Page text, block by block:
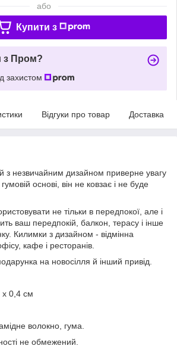
або
Купити з
з Пром?
захистом
Відгуки про товар Доставка
з незвичайним дизайном приверне увагу
основі, він не ковзає і не буде
не тільки в передпокої, але і
ваш передпокій, балкон, терасу і інше
Килимки з дизайном - відмінна
кафе і ресторанів.
на новосілля й інший привід.
х 0,4 см
волокно, гума.
не обмежений.